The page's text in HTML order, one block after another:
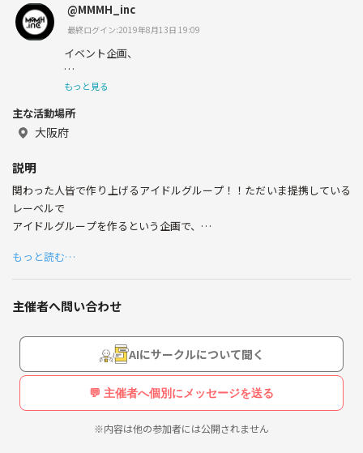
@MMMH_inc
最終ログイン:2019年8月13日 19:09
イベント企画、
フォトグラフ撮影、
アートデザインをしている
੭ꠥ⁾⁾
現在は上記以外も
関西を拠点に活動する
クリエーターさん
ミュージシャン、
アイドルを応援する
ドリーマー応援プロジェクトというような
活動もしていたり、
もっと見る
主な活動場所
大阪府
説明
関わった人皆で作り上げるアイドルグループ！！ただいま提携している
レーベルで
アイドルグループを作るという企画で、
関わった方皆で(スタッフ、メンバー等々)1から作り上げていこうという
ことで、
メンバーを募集しています。
(今回は女性限定に限らせて頂きます)
特に資格はいりません💦
最低限の常識がある方であるなら
歌が下手でも、ダンスが下手でもOK！！
もっと読む…
主催者へ問い合わせ
AIにサークルについて聞く
💬 主催者へ個別にメッセージを送る
※内容は他の参加者には公開されません